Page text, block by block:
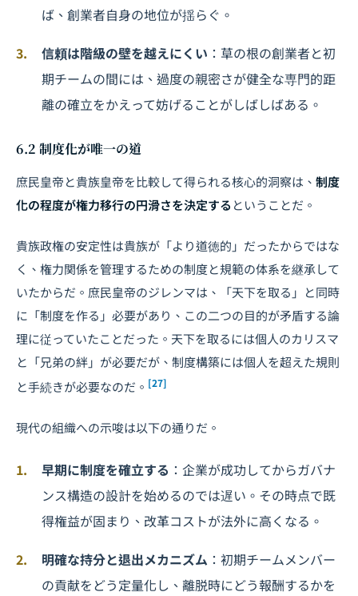
ば、創業者自身の地位が揺らぐ。
信頼は階級の壁を越えにくい ：草の根の創業者と初
期チームの間には、過度の親密さが健全な専門的距
離の確立をかえって妨げることがしばしばある。
6.2 制度化が唯一の道
庶民皇帝と貴族皇帝を比較して得られる核心的洞察は、 制度
化の程度が権力移行の円滑さを決定する ということだ。
貴族政権の安定性は貴族が「より道徳的」だったからではな
く、権力関係を管理するための制度と規範の体系を継承して
いたからだ。庶民皇帝のジレンマは、「天下を取る」と同時
に「制度を作る」必要があり、この二つの目的が矛盾する論
理に従っていたことだった。天下を取るには個人のカリスマ
と「兄弟の絆」が必要だが、制度構築には個人を超えた規則
と手続きが必要なのだ。 [27]
現代の組織への示唆は以下の通りだ。
早期に制度を確立する ：企業が成功してからガバナ
ンス構造の設計を始めるのでは遅い。その時点で既
得権益が固まり、改革コストが法外に高くなる。
明確な持分と退出メカニズム ：初期チームメンバー
の貢献をどう定量化し、離脱時にどう報酬するかを